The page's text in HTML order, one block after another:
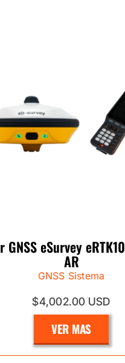
GNSS eSurvey
AR
GNSS Sistema
$4,002.00 USD
VER MAS